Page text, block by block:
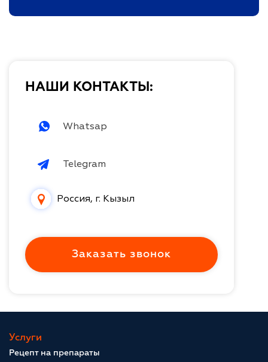
НАШИ КОНТАКТЫ:
Whatsap
Telegram
Россия, г. Кызыл
Заказать звонок
Услуги
Рецепт на препараты